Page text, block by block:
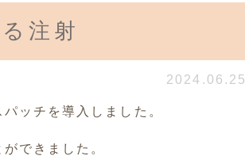
注射
2024.06.25
ッチを導入しました。
できました。